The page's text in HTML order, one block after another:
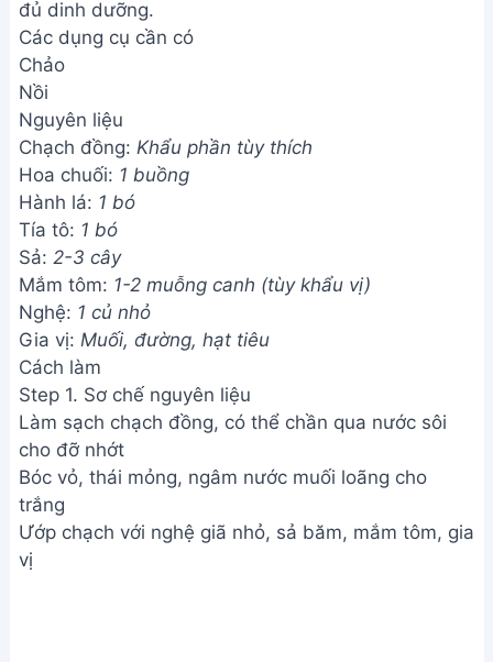
đủ dinh dưỡng.
Các dụng cụ cần có
Chảo
Nồi
Nguyên liệu
Chạch đồng: Khẩu phần tùy thích
Hoa chuối: 1 buồng
Hành lá: 1 bó
Tía tô: 1 bó
Sả: 2-3 cây
Mắm tôm: 1-2 muỗng canh (tùy khẩu vị)
Nghệ: 1 củ nhỏ
Gia vị: Muối, đường, hạt tiêu
Cách làm
Step 1. Sơ chế nguyên liệu
Làm sạch chạch đồng, có thể chần qua nước sôi
cho đỡ nhớt
Bóc vỏ, thái mỏng, ngâm nước muối loãng cho
trắng
Ướp chạch với nghệ giã nhỏ, sả băm, mắm tôm, gia
vị